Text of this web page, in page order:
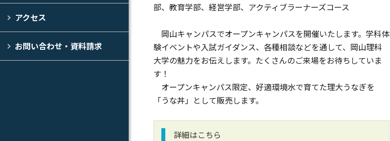
アクセス
お問い合わせ・資料請求
部、教育学部、経営学部、アクティブラーナーズコース
岡山キャンパスでオープンキャンパスを開催いたします。学科体
験イベントや入試ガイダンス、各種相談などを通して、岡山理科
大学の魅力をお伝えします。たくさんのご来場をお待ちしていま
す！
オープンキャンパス限定、好適環境水で育てた理大うなぎを
「うな丼」として販売します。
詳細はこちら